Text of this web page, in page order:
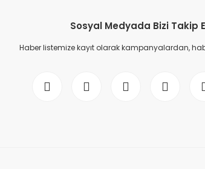
Sosyal Medyada Bizi Takip
Haber listemize kayıt olarak kampanyalardan,